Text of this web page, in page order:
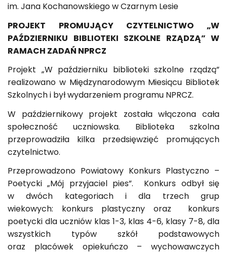
im. Jana Kochanowskiego w Czarnym Lesie
PROJEKT PROMUJĄCY CZYTELNICTWO „W
PAŹDZIERNIKU BIBLIOTEKI SZKOLNE RZĄDZĄ” W
RAMACH ZADAŃ NPRCZ
Projekt „W październiku biblioteki szkolne rządzą”
realizowano w Międzynarodowym Miesiącu Bibliotek
Szkolnych i był wydarzeniem programu NPRCZ.
W październikowy projekt została włączona cała
społeczność uczniowska. Biblioteka szkolna
przeprowadziła kilka przedsięwzięć promujących
czytelnictwo.
Przeprowadzono Powiatowy Konkurs Plastyczno –
Poetycki „Mój przyjaciel pies”. Konkurs odbył się
w dwóch kategoriach i dla trzech grup
wiekowych: konkurs plastyczny oraz konkurs
poetycki dla uczniów klas 1-3, klas 4-6, klasy 7-8, dla
wszystkich typów szkół podstawowych
oraz placówek opiekuńczo – wychowawczych